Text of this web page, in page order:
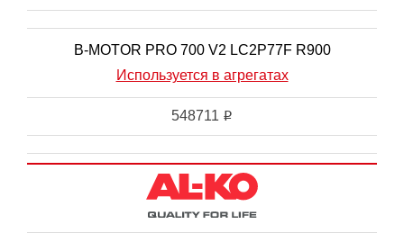
B-MOTOR PRO 700 V2 LC2P77F R900
Используется в агрегатах
548711 i